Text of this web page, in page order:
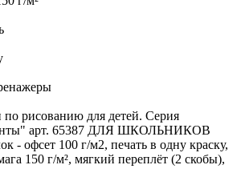
рисованию для детей. Серия
арт. 65387 ДЛЯ ШКОЛЬНИКОВ
- офсет 100 г/м2, печать в одну краску,
150 г/м², мягкий переплёт (2 скобы),